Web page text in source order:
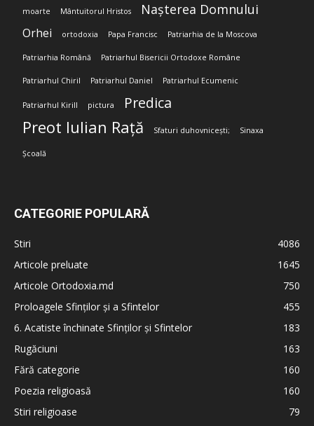
moarte Mântuitorul Hristos Nașterea Domnului
Orhei ortodoxia Papa Francisc Patriarhia de la Moscova
Patriarhia Română Patriarhul Bisericii Ortodoxe Române
Patriarhul Chiril Patriarhul Daniel Patriarhul Ecumenic
Patriarhul Kirill pictura Predica
Preot Iulian Rață Sfaturi duhovnicești; Sinaxa
Școală
CATEGORIE POPULARĂ
Stiri
4086
Articole preluate
1645
Articole Ortodoxia.md
750
Proloagele Sfinților și a Sfintelor
455
6. Acatiste închinate Sfinților și Sfintelor
183
Rugăciuni
163
Fără categorie
160
Poezia religioasă
160
Stiri religioase
79